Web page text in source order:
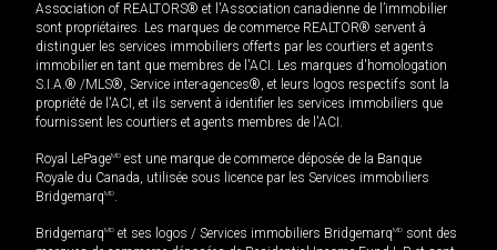
Association of REALTORS® et l'Association canadienne de l’immobilier
sont propriétaires. Les marques de commerce REALTOR® servent à
distinguer les services immobiliers offerts par les courtiers et agents
immobilier en tant que membres de l'ACI. Les marques d'homologation
S.I.A.® /MLS®, Service inter-agences®, et leurs logos respectifs sont la
propriété de l'ACI, et ils servent à identifier les services immobiliers que
fournissent les courtiers et agents membres de l'ACI.
Royal LePageMD est une marque de commerce déposée de la Banque
Royale du Canada, utilisée sous licence par les Services immobiliers
BridgemarqMD.
BridgemarqMD et ses logos / Services immobiliers BridgemarqMD sont des